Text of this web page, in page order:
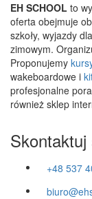
EH SCHOOL to
oferta obejmuje
szkoły, wyjazdy
zimowym.
Proponujemy
wakeboardowe i
profesjonalne
również sklep
+48 537